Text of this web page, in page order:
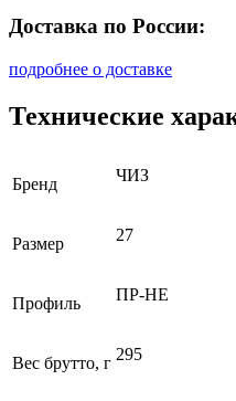
Доставка по России:
подробнее о доставке
Технические
Бренд ЧИЗ
Размер 27
Профиль ПР-НЕ
Вес брутто, г 295